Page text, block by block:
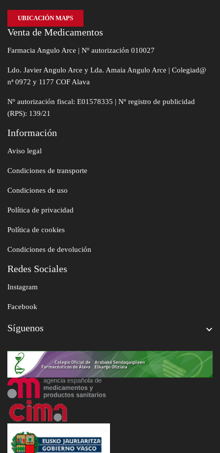
UBICACIÓN MAPS
Venta de Medicamentos
Farmacia Angulo Arce | Nº autorización 010027
Ldo. Javier Angulo Arce y Lda. Amaia Angulo Arce | Colegiad@
nª 0972 y 1177 COF Alava
Nº autorización fiscal: E01578335 | Nº registro de publicidad
(RPS): 139/21
Información
Aviso legal
Condiciones de transporte
Condiciones de uso
Política de privacidad
Política de cookies
Condiciones de devolución
Redes Sociales
Instagram
Facebook
Síguenos 